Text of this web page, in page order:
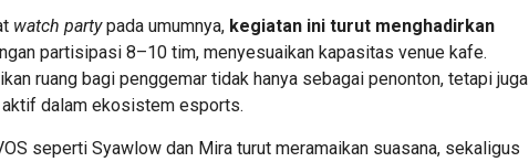
watch partypada umumnya, kegiatan ini turut menghadirkan
partisipasi 8–10 tim, menyesuaikan kapasitas venue kafe.
ruang bagi penggemar tidak hanya sebagai penonton, tetapi juga
dalam ekosistem esports.
seperti Syawlow dan Mira turut meramaikan suasana, sekaligus